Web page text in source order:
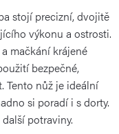
stojí precizní, dvojitě
výkonu a ostrosti.
mačkání krájené
bezpečné,
Tento nůž je ideální
si poradí i s dorty.
potraviny.